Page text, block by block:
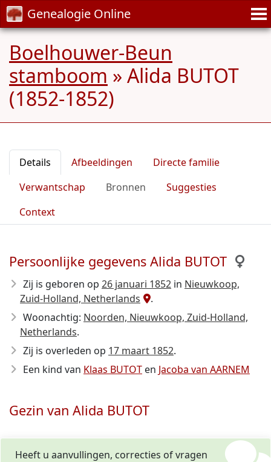
Genealogie Online
Boelhouwer-Beun
stamboom » Alida BUTOT
(1852-1852)
Details Afbeeldingen
Directe familie
Verwantschap
Bronnen
Suggesties
Context
Persoonlijke gegevens Alida BUTOT
Zij is geboren op 26 januari 1852 in Nieuwkoop,
Zuid-Holland, Netherlands
.
Woonachtig: Noorden, Nieuwkoop, Zuid-Holland,
Netherlands.
Zij is overleden op 17 maart 1852.
Een kind van Klaas BUTOT en Jacoba van AARNEM
Gezin van Alida BUTOT
Heeft u aanvullingen, correcties of vragen